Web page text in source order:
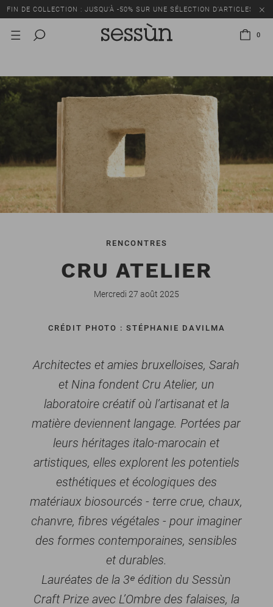
FIN DE COLLECTION : JUSQU’À -50% SUR UNE SÉLECTION D’ARTICLES
0
RENCONTRES
CRU ATELIER
Mercredi 27 août 2025
CRÉDIT PHOTO : STÉPHANIE DAVILMA
Architectes et amies bruxelloises, Sarah
et Nina fondent Cru Atelier, un
laboratoire créatif où l’artisanat et la
matière deviennent langage. Portées par
leurs héritages italo-marocain et
artistiques, elles explorent les potentiels
esthétiques et écologiques des
matériaux biosourcés - terre crue, chaux,
chanvre, fibres végétales - pour imaginer
des formes contemporaines, sensibles
et durables.
Lauréates de la 3ᵉ édition du Sessùn
Craft Prize avec L’Ombre des falaises, la